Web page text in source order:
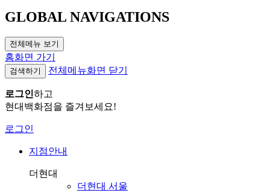
GLOBAL NAVIGATIONS
전체메뉴 보기
홈화면 가기
검색하기 전체메뉴화면 닫기
로그인하고
현대백화점을 즐겨보세요!
로그인
지점안내
더현대
더현대 서울